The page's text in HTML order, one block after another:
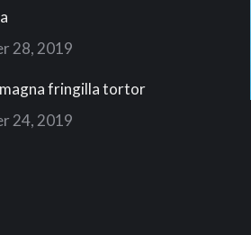
28, 2019
fringilla tortor
24, 2019